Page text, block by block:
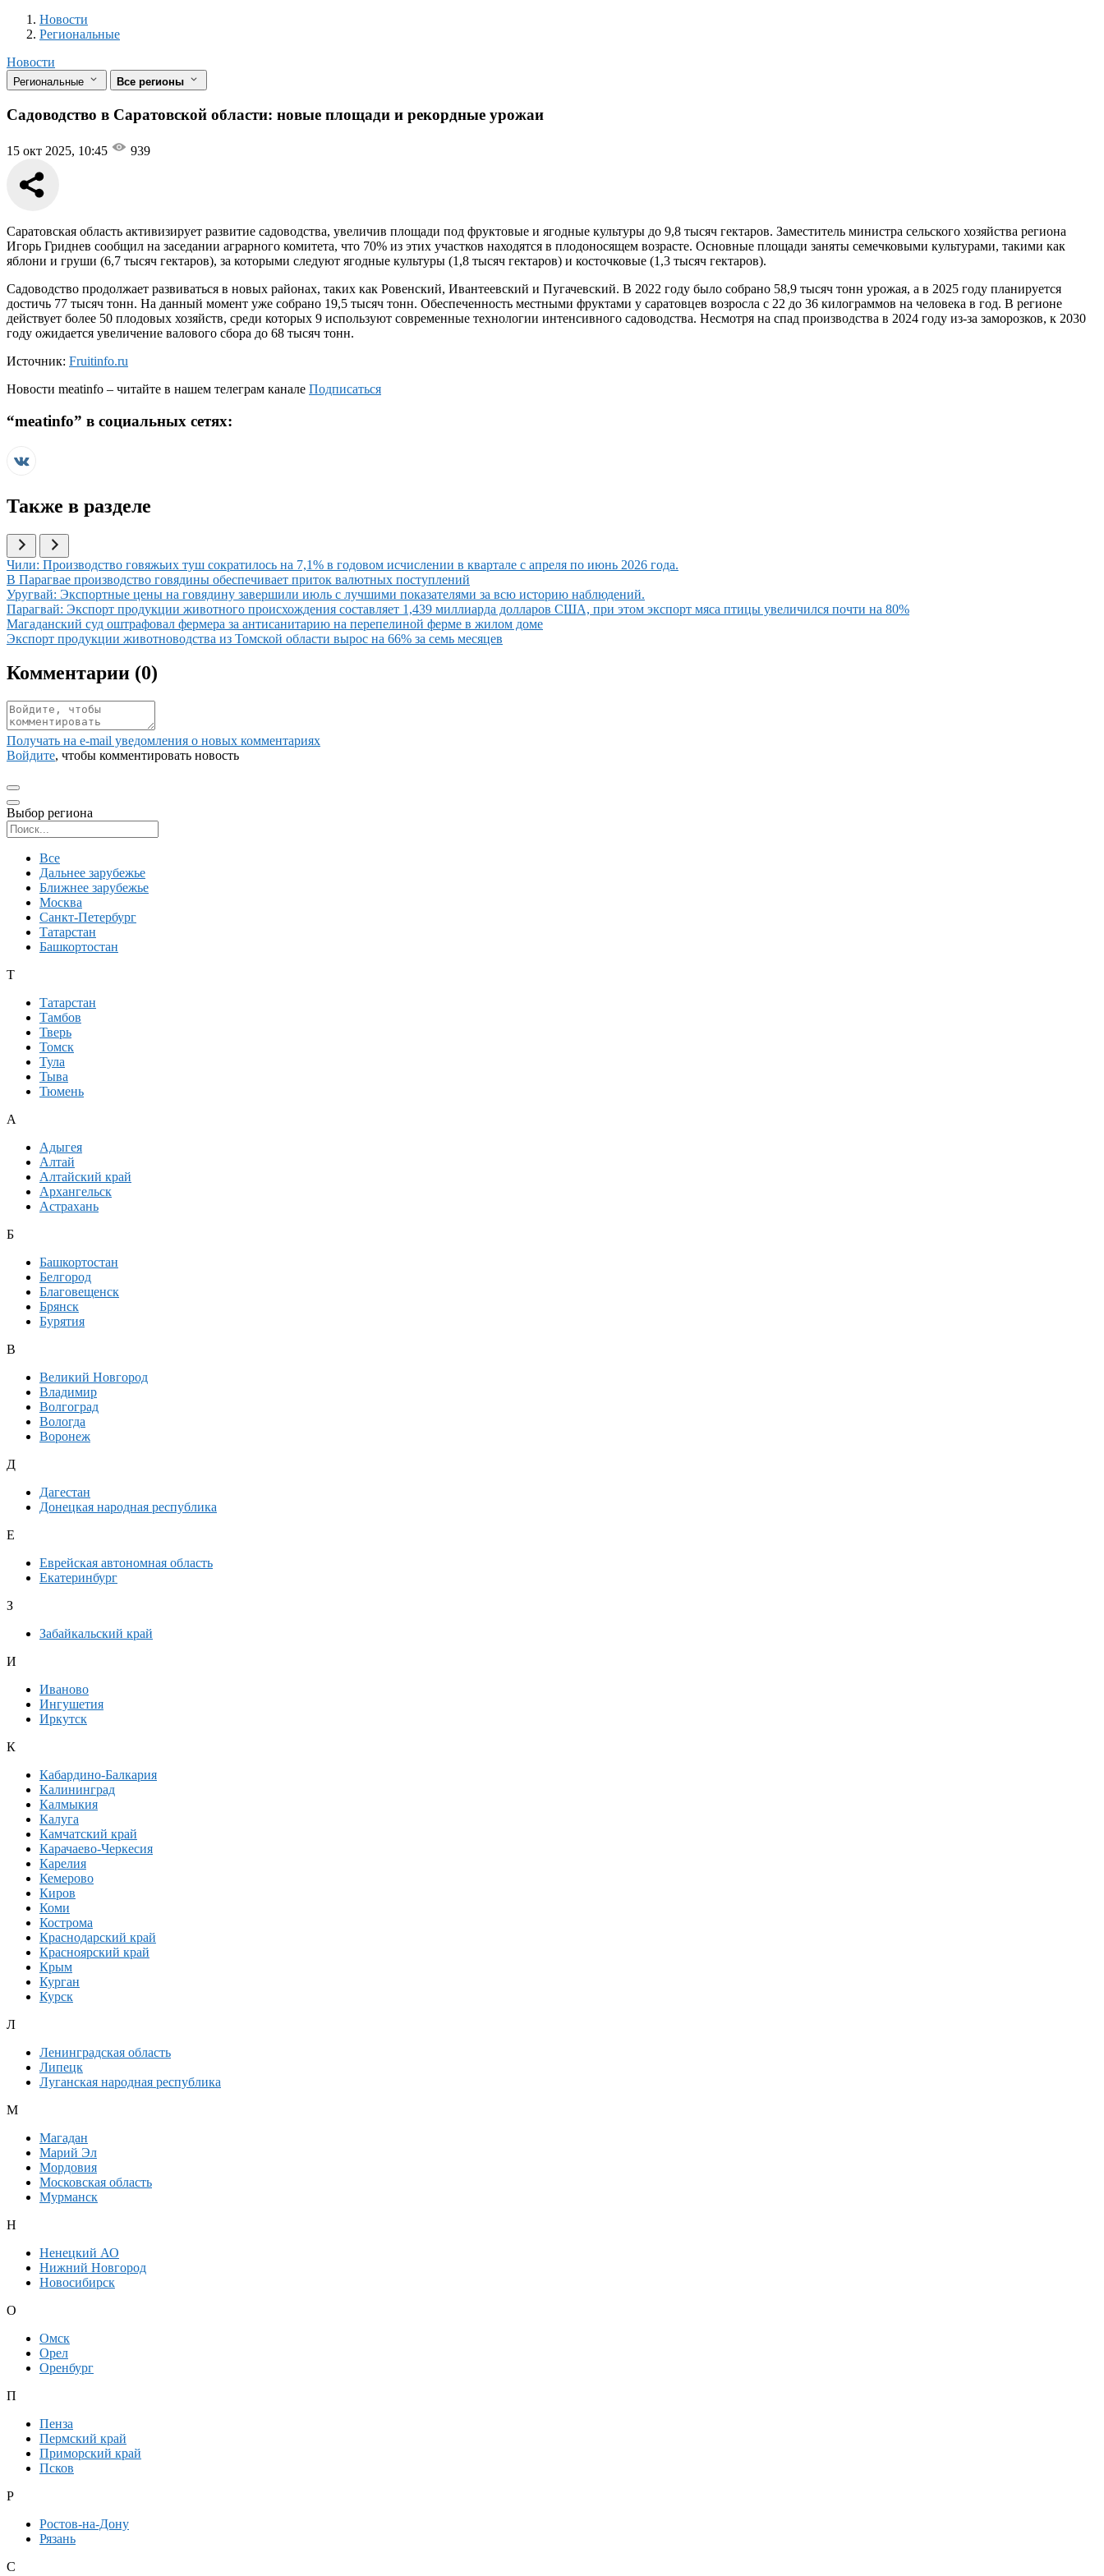
Новости
Разделы
Новости
Региональные
Новости
Региональные Все регионы
Садоводство в Саратовской области: новые площади и рекордные урожаи
15 окт 2025, 10:45 939
Саратовская область активизирует развитие садоводства, увеличив площади под фруктовые и ягодные культуры до 9,8 тысяч гектаров. Заместитель министра сельского хозяйства региона
Игорь Гриднев сообщил на заседании аграрного комитета, что 70% из этих участков находятся в плодоносящем возрасте. Основные площади заняты семечковыми культурами, такими как
яблони и груши (6,7 тысяч гектаров), за которыми следуют ягодные культуры (1,8 тысяч гектаров) и косточковые (1,3 тысяч гектаров).
Садоводство продолжает развиваться в новых районах, таких как Ровенский, Ивантеевский и Пугачевский. В 2022 году было собрано 58,9 тысяч тонн урожая, а в 2025 году планируется
достичь 77 тысяч тонн. На данный момент уже собрано 19,5 тысяч тонн. Обеспеченность местными фруктами у саратовцев возросла с 22 до 36 килограммов на человека в год. В регионе
действует более 50 плодовых хозяйств, среди которых 9 используют современные технологии интенсивного садоводства. Несмотря на спад производства в 2024 году из-за заморозков, к 2030
году ожидается увеличение валового сбора до 68 тысяч тонн.
Источник: Fruitinfo.ru
Новости meatinfo – читайте в нашем телеграм канале Подписаться
“meatinfo” в социальных сетях:
Также в разделе
Иллюстрация новости
Чили: Производство говяжьих туш сократилось на 7,1% в годовом исчислении в квартале с апреля по июнь 2026 года.
Иллюстрация новости
В Парагвае производство говядины обеспечивает приток валютных поступлений
Иллюстрация новости
Уругвай: Экспортные цены на говядину завершили июль с лучшими показателями за всю историю наблюдений.
Иллюстрация новости
Парагвай: Экспорт продукции животного происхождения составляет 1,439 миллиарда долларов США, при этом экспорт мяса птицы увеличился почти на 80%
Иллюстрация новости
Магаданский суд оштрафовал фермера за антисанитарию на перепелиной ферме в жилом доме
Иллюстрация новости
Экспорт продукции животноводства из Томской области вырос на 66% за семь месяцев
Комментарии (0)
Получать на e‑mail уведомления о новых комментариях
Войдите, чтобы комментировать новость
Выбор региона
Все
Дальнее зарубежье
Ближнее зарубежье
Москва
Санкт-Петербург
Татарстан
Башкортостан
Т
Татарстан
Тамбов
Тверь
Томск
Тула
Тыва
Тюмень
А
Адыгея
Алтай
Алтайский край
Архангельск
Астрахань
Б
Башкортостан
Белгород
Благовещенск
Брянск
Бурятия
В
Великий Новгород
Владимир
Волгоград
Вологда
Воронеж
Д
Дагестан
Донецкая народная республика
Е
Еврейская автономная область
Екатеринбург
З
Забайкальский край
И
Иваново
Ингушетия
Иркутск
К
Кабардино-Балкария
Калининград
Калмыкия
Калуга
Камчатский край
Карачаево-Черкесия
Карелия
Кемерово
Киров
Коми
Кострома
Краснодарский край
Красноярский край
Крым
Курган
Курск
Л
Ленинградская область
Липецк
Луганская народная республика
М
Магадан
Марий Эл
Мордовия
Московская область
Мурманск
Н
Ненецкий АО
Нижний Новгород
Новосибирск
О
Омск
Орел
Оренбург
П
Пенза
Пермский край
Приморский край
Псков
Р
Ростов-на-Дону
Рязань
С